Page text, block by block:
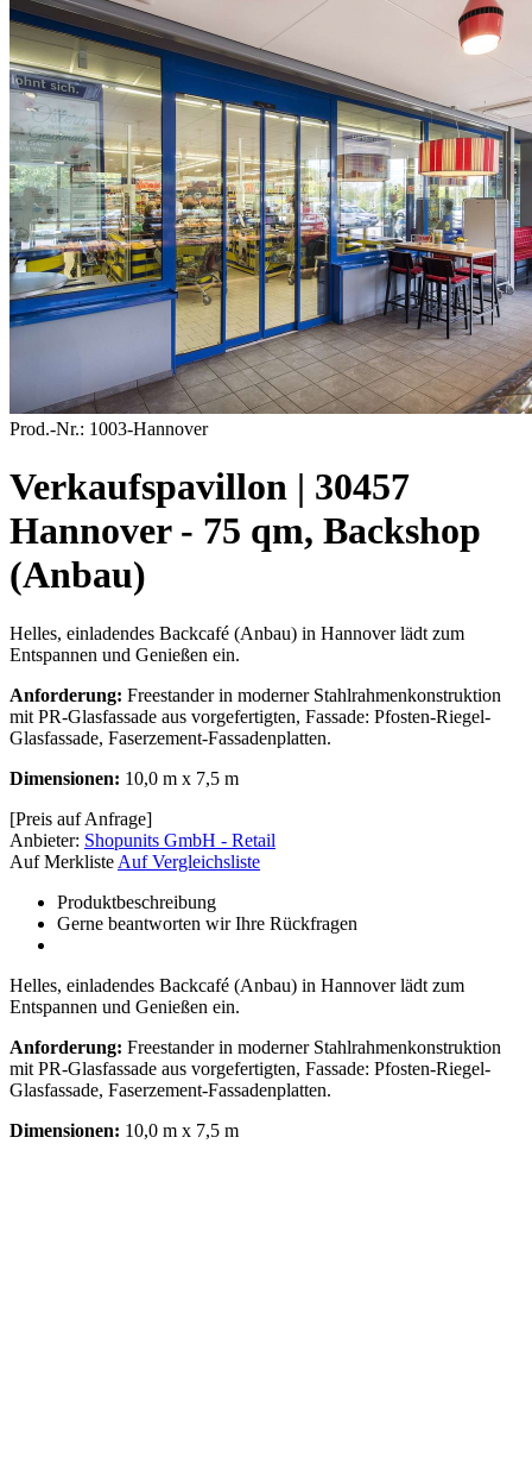
Prod.-Nr.: 1003-Hannover
Verkaufspavillon | 30457
Hannover - 75 qm, Backshop
(Anbau)
Helles, einladendes Backcafé (Anbau) in Hannover lädt zum
Entspannen und Genießen ein.
Anforderung: Freestander in moderner Stahlrahmenkonstruktion
mit PR-Glasfassade aus vorgefertigten, Fassade: Pfosten-Riegel-
Glasfassade, Faserzement-Fassadenplatten.
Dimensionen: 10,0 m x 7,5 m
[Preis auf Anfrage]
Anbieter: Shopunits GmbH - Retail
Auf Merkliste Auf Vergleichsliste
Produktbeschreibung
Gerne beantworten wir Ihre Rückfragen
Helles, einladendes Backcafé (Anbau) in Hannover lädt zum
Entspannen und Genießen ein.
Anforderung: Freestander in moderner Stahlrahmenkonstruktion
mit PR-Glasfassade aus vorgefertigten, Fassade: Pfosten-Riegel-
Glasfassade, Faserzement-Fassadenplatten.
Dimensionen: 10,0 m x 7,5 m